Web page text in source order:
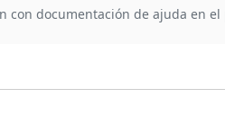
con documentación de ajuda en